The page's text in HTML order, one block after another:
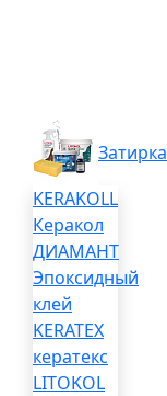
Затирка
KERAKOLL
Керакол
ДИАМАНТ
Эпоксидный
клей
KERATEX
кератекс
LITOKOL